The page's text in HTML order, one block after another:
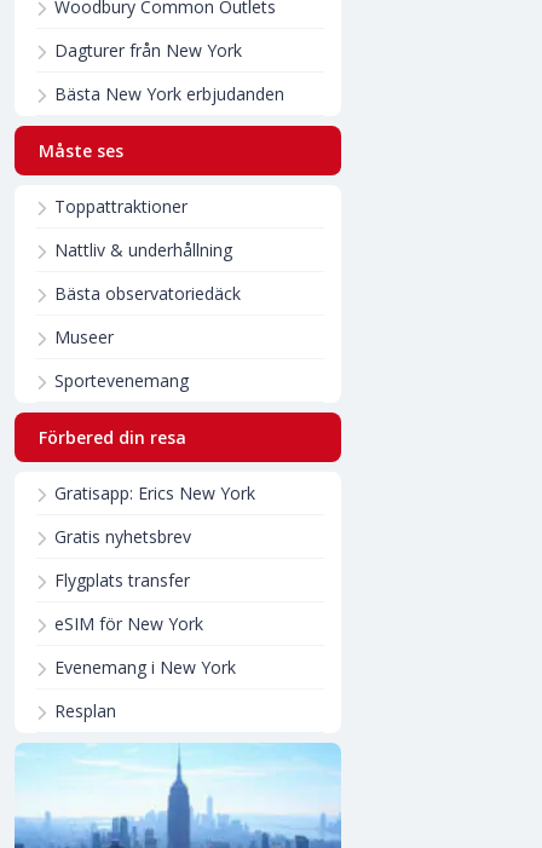
Woodbury Common Outlets
Dagturer från New York
Bästa New York erbjudanden
Måste ses
Toppattraktioner
Nattliv & underhållning
Bästa observatoriedäck
Museer
Sportevenemang
Förbered din resa
Gratisapp: Erics New York
Gratis nyhetsbrev
Flygplats transfer
eSIM för New York
Evenemang i New York
Resplan